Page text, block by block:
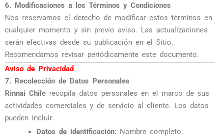
6. Modificaciones a los Términos y Condiciones
Nos reservamos el derecho de modificar estos términos en
cualquier momento y sin previo aviso. Las actualizaciones
serán efectivas desde su publicación en el Sitio.
Recomendamos revisar periódicamente este documento.
Aviso de Privacidad
7. Recolección de Datos Personales
Rinnai Chile recopila datos personales en el marco de sus
actividades comerciales y de servicio al cliente. Los datos
pueden incluir:
Datos de identificación: Nombre completo.